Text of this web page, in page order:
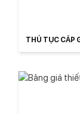
THỦ TỤC CẤP